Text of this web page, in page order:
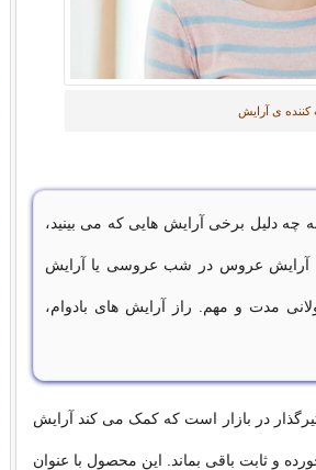
کننده ی آرایش
چه دلیل برخی آرایش هایی که می بینید،
آرایش عروس در شب عروسی یا آرایش
مدت و مهم. راز آرایش های بادوام،
در بازار است که کمک می کند آرایش
و ثابت باقی بماند. این محصول با عنوان